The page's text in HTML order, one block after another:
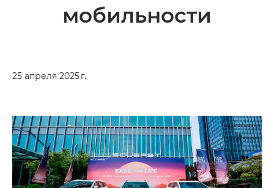
мобильности
25 апреля 2025 г.